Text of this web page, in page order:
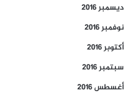
ديسمبر 2016
نوفمبر 2016
أكتوبر 2016
سبتمبر 2016
أغسطس 2016